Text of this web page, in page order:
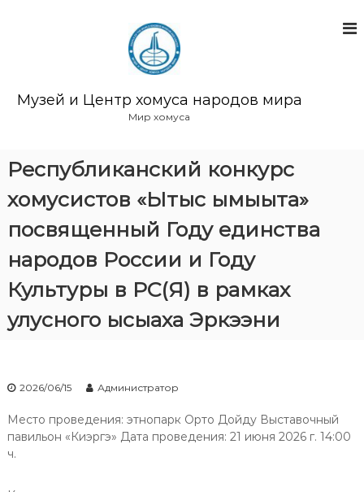
Музей и Центр хомуса народов мира
Мир хомуса
Республиканский конкурс
хомусистов «Ытыс ымыыта»
посвященный Году единства
народов России и Году
Культуры в РС(Я) в рамках
улусного ысыаха Эркээни
2026/06/15 Администратор
Место проведения: этнопарк Орто Дойду Выставочный
павильон «Киэргэ» Дата проведения: 21 июня 2026 г. 14:00
ч.